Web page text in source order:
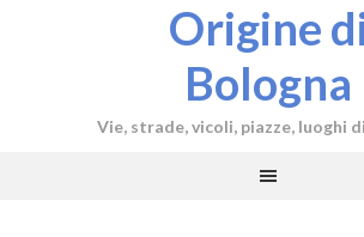
Origine
Bologna
Vie, strade, vicoli, piazze, luoghi